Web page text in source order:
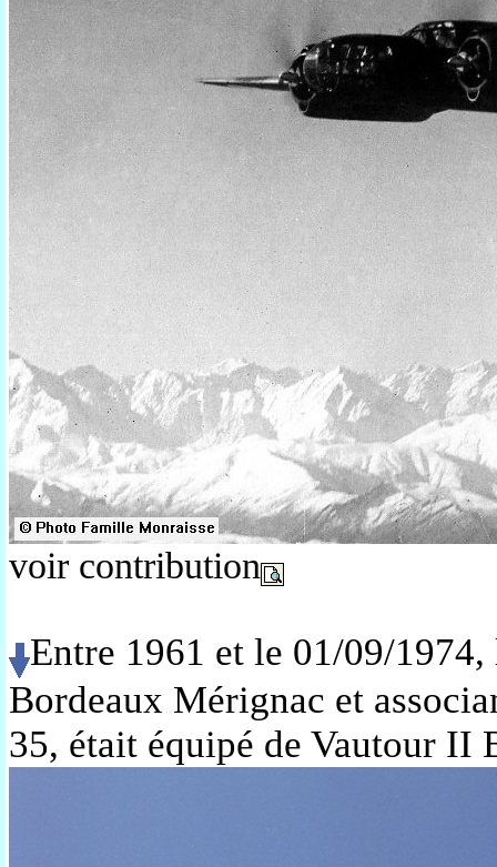
voir contribution
Entre 1961 et le 01/09/
Bordeaux Mérignac et
35, était équipé de Vautour II